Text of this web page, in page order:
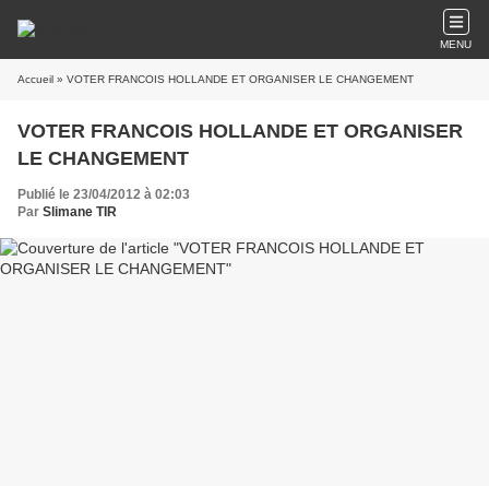
MENU
Accueil » VOTER FRANCOIS HOLLANDE ET ORGANISER LE CHANGEMENT
VOTER FRANCOIS HOLLANDE ET ORGANISER
LE CHANGEMENT
Publié le 23/04/2012 à 02:03
Par Slimane TIR